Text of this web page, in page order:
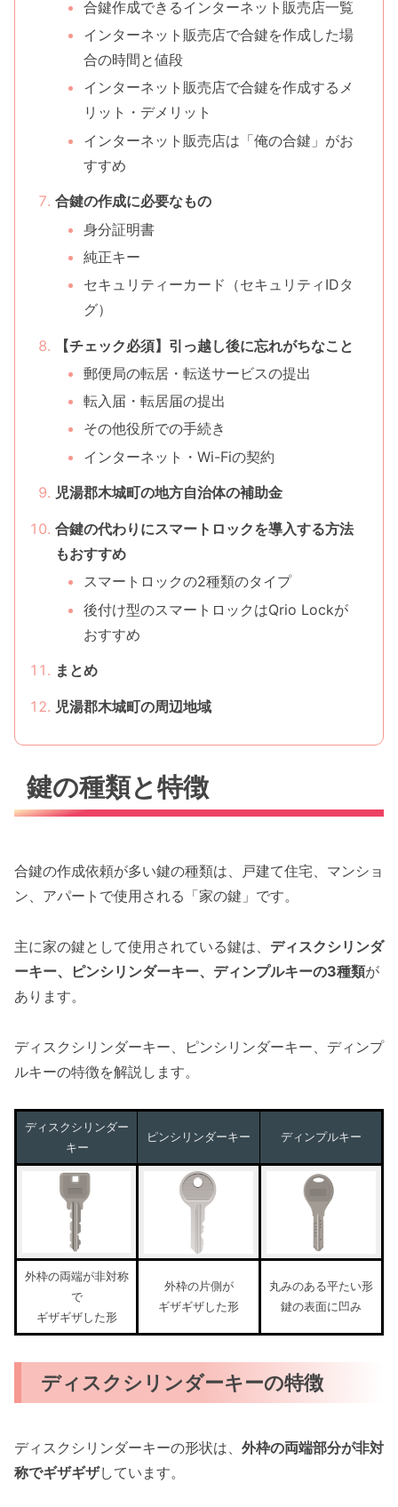
合鍵作成できるインターネット販売店一覧
インターネット販売店で合鍵を作成した場
合の時間と値段
インターネット販売店で合鍵を作成するメ
リット・デメリット
インターネット販売店は「俺の合鍵」がお
すすめ
合鍵の作成に必要なもの
身分証明書
純正キー
セキュリティーカード（セキュリティIDタ
グ）
【チェック必須】引っ越し後に忘れがちなこと
郵便局の転居・転送サービスの提出
転入届・転居届の提出
その他役所での手続き
インターネット・Wi-Fiの契約
児湯郡木城町の地方自治体の補助金
合鍵の代わりにスマートロックを導入する方法
もおすすめ
スマートロックの2種類のタイプ
後付け型のスマートロックはQrio Lockが
おすすめ
まとめ
児湯郡木城町の周辺地域
鍵の種類と特徴
合鍵の作成依頼が多い鍵の種類は、戸建て住宅、マンショ
ン、アパートで使用される「家の鍵」です。
主に家の鍵として使用されている鍵は、 ディスクシリンダ
ーキー、ピンシリンダーキー、ディンプルキーの3種類が
あります。
ディスクシリンダーキー、ピンシリンダーキー、ディンプ
ルキーの特徴を解説します。
ディスクシリンダー
キー
ピンシリンダーキー ディンプルキー
外枠の両端が非対称
で
ギザギザした形
外枠の片側が
ギザギザした形
丸みのある平たい形
鍵の表面に凹み
ディスクシリンダーキーの特徴
ディスクシリンダーキーの形状は、 外枠の両端部分が非対
称でギザギザしています。